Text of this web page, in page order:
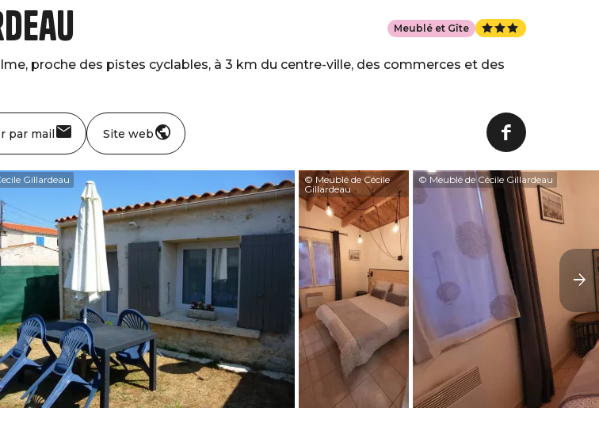
proche des pistes cyclables, à 3 km du centre-ville, des commerces et des
Meublé et Gîte
par mail Site web
Gillardeau
© Meublé de Cécile
Gillardeau
© Meublé de Cécile Gillardeau